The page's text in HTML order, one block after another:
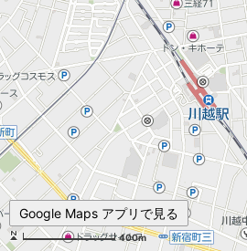
Google Maps アプリで見る
400m